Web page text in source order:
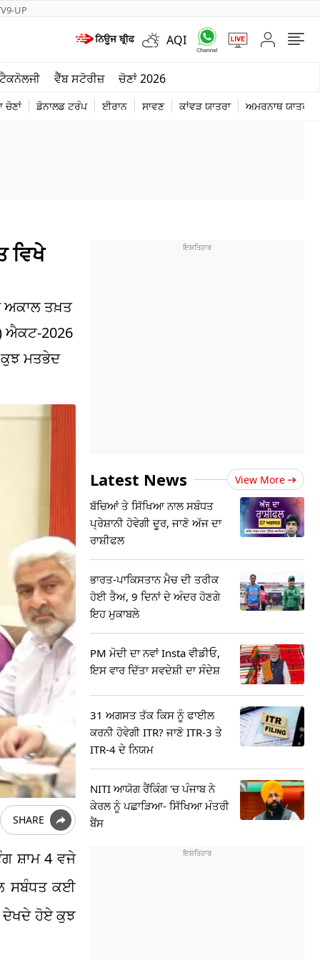
UP
AQI
ਟੈਕਨੋਲਜੀ ਵੈੱਬ ਸਟੋਰੀਜ਼ ਚੋਣਾਂ 2026
ਚੋਣਾਂ ਡੋਨਾਲਡ ਟਰੰਪ ਈਰਾਨ ਸਾਵਣ ਕਾਂਵੜ ਯਾਤਰਾ ਅਮਰਨਾਥ ਯਾਤਰਾ
ਦੁਨੀਆ
ਵਿਖੇ
ਅਕਾਲ ਤਖ਼ਤ
ਐਕਟ-2026
ਕੁਝ ਮਤਭੇਦ
SHARE
ਸ਼ਾਮ 4 ਵਜੇ
ਸਬੰਧਤ ਕਈ
ਦੇਖਦੇ ਹੋਏ ਕੁਝ
Latest News View More
ਬੱਚਿਆਂ ਤੇ ਸਿੱਖਿਆ ਨਾਲ ਸਬੰਧਤ
ਪ੍ਰੇਸ਼ਾਨੀ ਹੋਵੇਗੀ ਦੂਰ, ਜਾਣੋ ਅੱਜ ਦਾ
ਰਾਸ਼ੀਫਲ
ਭਾਰਤ-ਪਾਕਿਸਤਾਨ ਮੈਚ ਦੀ ਤਰੀਕ
ਹੋਈ ਤੈਅ, 9 ਦਿਨਾਂ ਦੇ ਅੰਦਰ ਹੋਣਗੇ
ਇਹ ਮੁਕਾਬਲੇ
PM ਮੋਦੀ ਦਾ ਨਵਾਂ Insta ਵੀਡੀਓ,
ਇਸ ਵਾਰ ਦਿੱਤਾ ਸਵਦੇਸ਼ੀ ਦਾ ਸੰਦੇਸ਼
31 ਅਗਸਤ ਤੱਕ ਕਿਸ ਨੂੰ ਫਾਈਲ
ਕਰਨੀ ਹੋਵੇਗੀ ITR? ਜਾਣੋ ITR-3 ਤੇ
ITR-4 ਦੇ ਨਿਯਮ
NITI ਆਯੋਗ ਰੈਂਕਿੰਗ 'ਚ ਪੰਜਾਬ ਨੇ
ਕੇਰਲ ਨੂੰ ਪਛਾੜਿਆ- ਸਿੱਖਿਆ ਮੰਤਰੀ
ਬੈਂਸ